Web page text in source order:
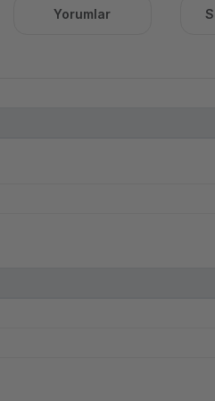
Yorumlar